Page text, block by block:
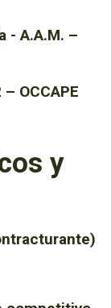
- A.A.M. –
OCCAPE
y